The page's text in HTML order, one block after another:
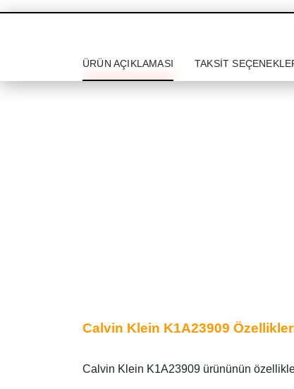
ÜRÜN AÇIKLAMASI TAKSIT
Calvin Klein K1A23909
Calvin Klein K1A23909 ürününün